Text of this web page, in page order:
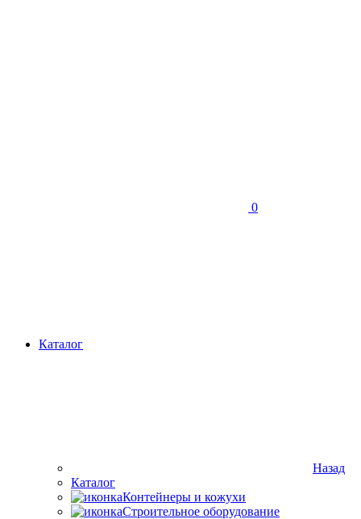
0
Каталог
Назад
Каталог
Контейнеры и кожухи
Строительное оборудование